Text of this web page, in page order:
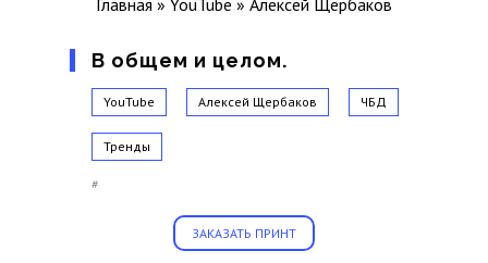
Главная » YouTube » Алексей Щербаков
В общем и целом.
YouTube Алексей Щербаков ЧБД
Тренды
#
ЗАКАЗАТЬ ПРИНТ